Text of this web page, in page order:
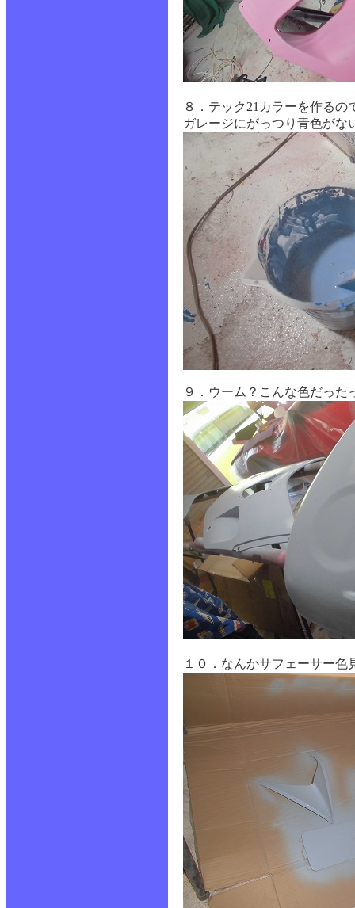
８．テック21カラーを作る
ガレージにがっつり青色がな
９．ウーム？こんな色だった
１０．なんかサフェーサー色